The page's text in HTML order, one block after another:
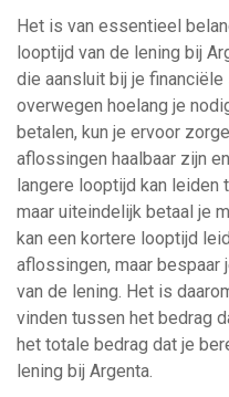
Het is van essentieel
looptijd van de lening bij
die aansluit bij je
overwegen hoelang je
betalen, kun je ervoor
aflossingen haalbaar zijn
langere looptijd kan leiden
maar uiteindelijk betaal je
kan een kortere looptijd
aflossingen, maar
van de lening. Het is
vinden tussen het bedrag
het totale bedrag dat je
lening bij Argenta.